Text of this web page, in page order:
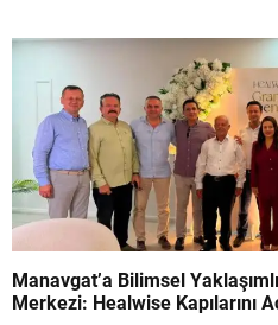
Manavgat’a Bilimsel
Merkezi: Healwise Kapılarını